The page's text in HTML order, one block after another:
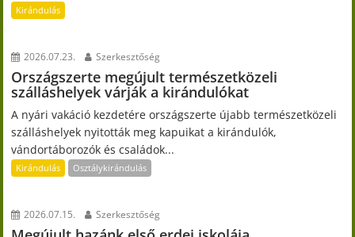
Kirándulás
2026.07.23. Szerkesztőség
Országszerte megújult természetközeli
szálláshelyek várják a kirándulókat
A nyári vakáció kezdetére országszerte újabb természetközeli
szálláshelyek nyitották meg kapuikat a kirándulók,
vándortáborozók és családok...
Kirándulás Osztálykirándulás
2026.07.15. Szerkesztőség